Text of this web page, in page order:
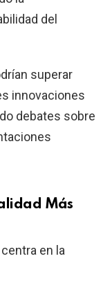
del
superar
innovaciones
debates sobre
Más
en la